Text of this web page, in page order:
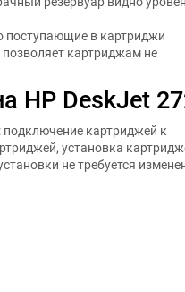
поступающие в картриджи
картриджам не
HP DeskJet
картриджей к
установка
не требуется